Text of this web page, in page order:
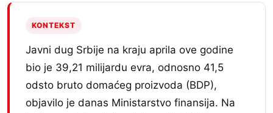
KONTEKST
Javni dug Srbije na kraju aprila ove godine
bio je 39,21 milijardu evra, odnosno 41,5
odsto bruto domaćeg proizvoda (BDP),
objavilo je danas Ministarstvo finansija. Na